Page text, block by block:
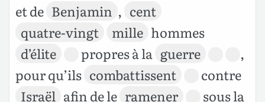
et de Benjamin , cent
quatre-vingt
mille hommes
d’élite
propres à la guerre
,
pour qu’ils combattissent
contre
Israël afin de le ramener
sous la